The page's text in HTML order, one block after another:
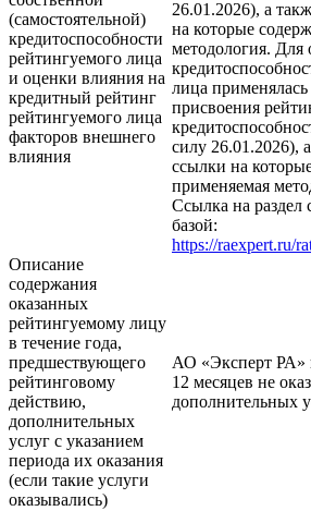
(самостоятельной)
кредитоспособности
рейтингуемого лица
и оценки влияния на
кредитный рейтинг
рейтингуемого лица
факторов внешнего
влияния
26.01.2026), а
на которые
методология. Для
лица
присвоения
силу 26.01.2026),
ссылки на
применяемая
Ссылка на раздел
базой:
https://raexpert.ru/
Описание
содержания
оказанных
рейтингуемому лицу
в течение года,
предшествующего
рейтинговому
действию,
дополнительных
услуг с указанием
периода их оказания
(если такие услуги
оказывались)
АО «Эксперт РА»
12 месяцев не
дополнительных